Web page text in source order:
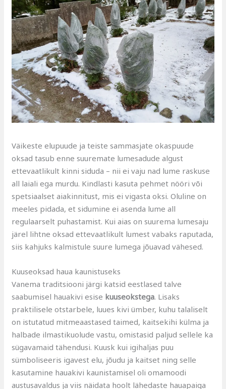
Väikeste elupuude ja teiste sammasjate okaspuude
oksad tasub enne suuremate lumesadude algust
ettevaatlikult kinni siduda – nii ei vaju nad lume raskuse
all laiali ega murdu. Kindlasti kasuta pehmet nööri või
spetsiaalset aiakinnitust, mis ei vigasta oksi. Oluline on
meeles pidada, et sidumine ei asenda lume all
regulaarselt puhastamist. Kui aias on suurema lumesaju
järel lihtne oksad ettevaatlikult lumest vabaks raputada,
siis kahjuks kalmistule suure lumega jõuavad vähesed.
Kuuseoksad haua kaunistuseks
Vanema traditsiooni järgi katsid eestlased talve
saabumisel hauakivi esise kuuseokstega. Lisaks
praktilisele otstarbele, luues kivi ümber, kuhu talaliselt
on istutatud mitmeaastased taimed, kaitsekihi külma ja
halbade ilmastikuolude vastu, omistasid paljud sellele ka
sügavamaid tähendusi. Kuusk kui igihaljas puu
sümboliseeris igavest elu, jõudu ja kaitset ning selle
kasutamine hauakivi kaunistamisel oli omamoodi
austusavaldus ja viis näidata hoolt lähedaste hauapaiga